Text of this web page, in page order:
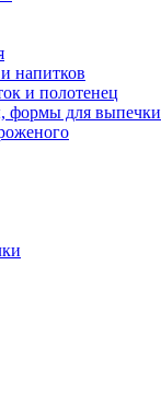
напитков
и полотенец
формы для выпечки